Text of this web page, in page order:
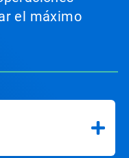
el máximo